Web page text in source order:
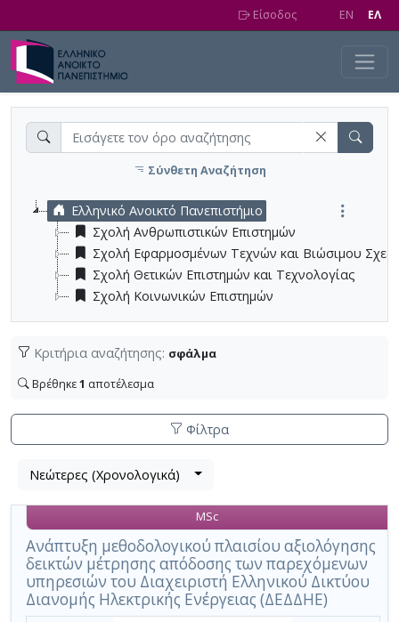
Είσοδος EN EΛ
Σύνθετη Αναζήτηση
Ελληνικό Ανοικτό Πανεπιστήμιο
Σχολή Ανθρωπιστικών Επιστημών
Σχολή Εφαρμοσμένων Τεχνών και Βιώσιμου
Σχολή Θετικών Επιστημών και Τεχνολογίας
Σχολή Κοινωνικών Επιστημών
Κριτήρια αναζήτησης: σφάλμα
Βρέθηκε1 αποτέλεσμα
Φίλτρα
Βρέθηκε
αποτέλεσμα
,
σύνολο
σελίδων
1.
Λίστα
τα
αποτελέσματα
αναζήτησης:
Νεώτερες (Χρονολογικά)
Ανάπτυξη μεθοδολογικού πλαισίου αξιολόγησης
δεικτών μέτρησης απόδοσης των παρεχόμενων
υπηρεσιών του Διαχειριστή Ελληνικού Δικτύου
Διανομής Ηλεκτρικής Ενέργειας (ΔΕΔΔΗΕ)
MSc